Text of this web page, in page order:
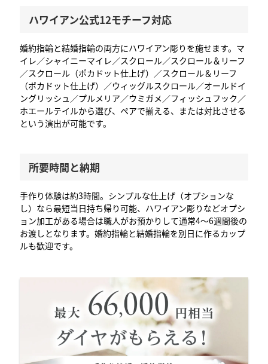
ハワイアン公式12モチーフ対応
婚約指輪と結婚指輪の両方にハワイアン彫りを施せます。マ
イレ／シャイニーマイレ／スクロール／スクロール＆リーフ
／スクロール（ポカドット仕上げ）／スクロール＆リーフ
（ポカドット仕上げ）／ウィッグルスクロール／オールドイ
ングリッシュ／プルメリア／ウミガメ／フィッシュフック／
ホエールテイルから選び、ペアで揃える、または対比させる
という演出が可能です。
所要時間と納期
手作り体験は約3時間。シンプルな仕上げ（オプションな
し）なら最短当日持ち帰り可能、ハワイアン彫りなどオプシ
ョン加工がある場合は職人がお預かりして通常4〜6週間後の
お渡しとなります。婚約指輪と結婚指輪を別日に作るカップ
ルも歓迎です。